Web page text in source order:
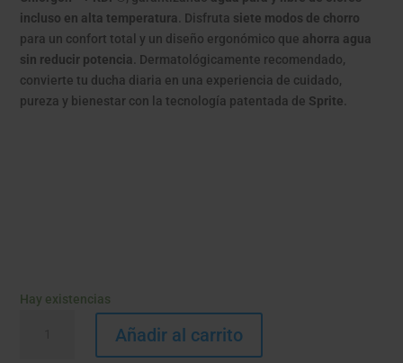
incluso en alta temperatura. Disfruta siete modos de chorro
para un confort total y un diseño ergonómico que ahorra agua
sin reducir potencia. Dermatológicamente recomendado,
convierte tu ducha diaria en una experiencia de cuidado,
pureza y bienestar con la tecnología patentada de Sprite.
Hay existencias
Añadir al carrito